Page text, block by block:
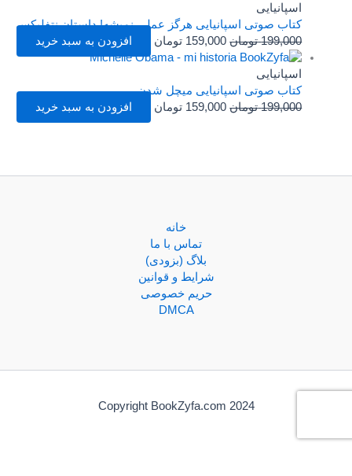
اسپانیایی
کتاب صوتی اسپانیایی هرگز عملی نمیشه! داستان نتفلیکس
199,000 تومان 159,000 تومان افزودن به سبد خرید
اسپانیایی
کتاب صوتی اسپانیایی میچل شدن
199,000 تومان 159,000 تومان افزودن به سبد خرید
خانه
تماس با ما
بلاگ (بزودی)
شرایط و قوانین
حریم خصوصی
DMCA
Copyright BookZyfa.com 2024